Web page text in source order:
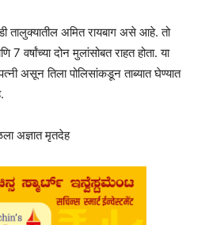
तालुक्यातील अमित रायबाग असे आहे. तो
दोन मुलांसोबत राहत होता. या
असून तिला पोलिसांकडून ताब्यात घेण्यात
अज्ञात मृतदेह